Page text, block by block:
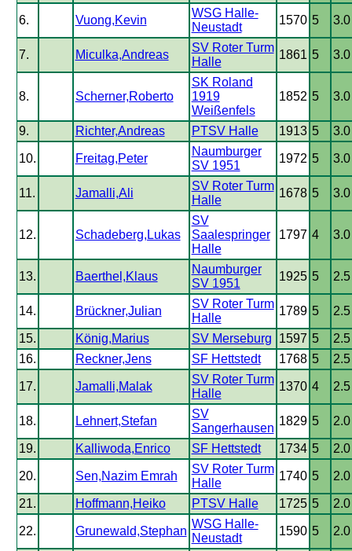
6. Vuong,Kevin
WSG Halle-
Neustadt
1570 5 3.0
7. Miculka,Andreas
SV Roter Turm
Halle
1861 5 3.0
8. Scherner,Roberto
SK Roland
1919
Weißenfels
1852 5 3.0
9. Richter,Andreas PTSV Halle 1913 5 3.0
10. Freitag,Peter
Naumburger
SV 1951
1972 5 3.0
11. Jamalli,Ali
SV Roter Turm
Halle
1678 5 3.0
12. Schadeberg,Lukas
SV
Saalespringer
Halle
1797 4 3.0
13. Baerthel,Klaus
Naumburger
SV 1951
1925 5 2.5
14. Brückner,Julian
SV Roter Turm
Halle
1789 5 2.5
15. König,Marius SV Merseburg 1597 5
2.5
16.
Reckner,Jens SF Hettstedt 1768 5 2.5
17. Jamalli,Malak
SV Roter Turm
Halle
1370 4 2.5
18. Lehnert,Stefan
SV
Sangerhausen
1829 5 2.0
19. Kalliwoda,Enrico SF Hettstedt 1734 5 2.0
20. Sen,Nazim Emrah
SV Roter Turm
Halle
1740 5 2.0
21. Hoffmann,Heiko PTSV Halle 1725 5 2.0
22. Grunewald,Stephan
WSG Halle-
Neustadt
1590 5 2.0